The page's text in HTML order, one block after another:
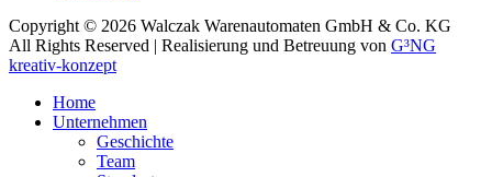
Copyright © 2026 Walczak Warenautomaten GmbH & Co. KG
All Rights Reserved | Realisierung und Betreuung von G³NG
kreativ-konzept
Home
Unternehmen
Geschichte
Team